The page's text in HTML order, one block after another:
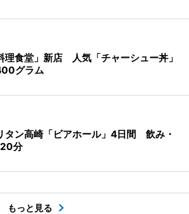
理食堂」新店 人気「チャーシュー丼」
グラム
タン高崎「ビアホール」4日間 飲み・
分
もっと見る